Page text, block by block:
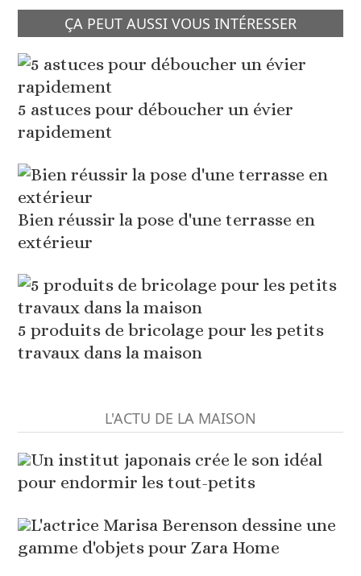
ÇA PEUT AUSSI VOUS INTÉRESSER
5 astuces pour déboucher un évier
rapidement
Bien réussir la pose d'une terrasse en
extérieur
5 produits de bricolage pour les petits
travaux dans la maison
L'ACTU DE LA MAISON
Un institut japonais crée le son idéal
pour endormir les tout-petits
L'actrice Marisa Berenson dessine une
gamme d'objets pour Zara Home